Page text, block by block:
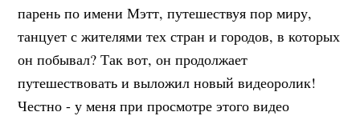
парень по имени Мэтт, путешествуя пор миру,
танцует с жителями тех стран и городов, в которых
он побывал? Так вот, он продолжает
путешествовать и выложил новый видеоролик!
Честно - у меня при просмотре этого видео